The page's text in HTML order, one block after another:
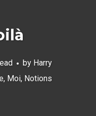
by Harry
, Moi, Notions